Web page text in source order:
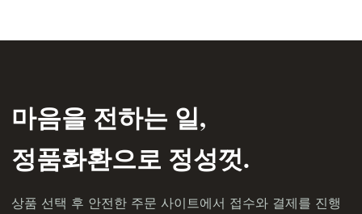
마음을 전하는 일,
정품화환으로 정성껏.
상품 선택 후 안전한 주문 사이트에서 접수와 결제를 진행